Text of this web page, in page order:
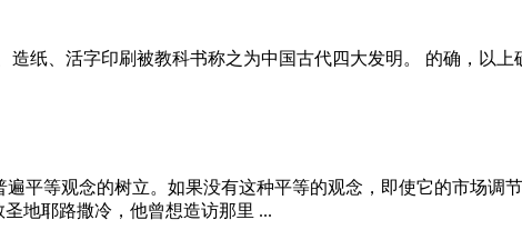
纸、活字印刷被教科书称之为中国古代四大发明。 的确，以
平等观念的树立。如果没有这种平等的观念，即使它的市场调
地耶路撒冷，他曾想造访那里 ...